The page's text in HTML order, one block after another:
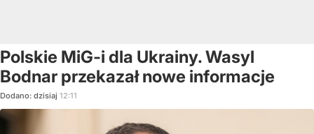
Polskie MiG-i dla Ukrainy. Wasyl
Bodnar przekazał nowe informacje
Dodano: dzisiaj 12:11